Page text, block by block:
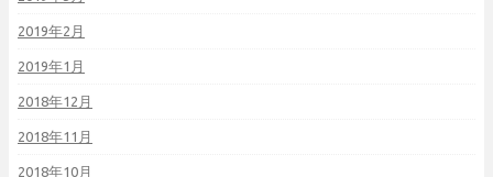
2019年2月
2019年1月
2018年12月
2018年11月
2018年10月